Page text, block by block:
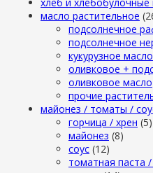
масло растительное
подсолнечное
подсолнечное
кукурузное масло
оливковое +
оливковое масло
прочие
майонез / томаты /
горчица / хрен (5)
майонез (8)
соус (12)
томатная паста /